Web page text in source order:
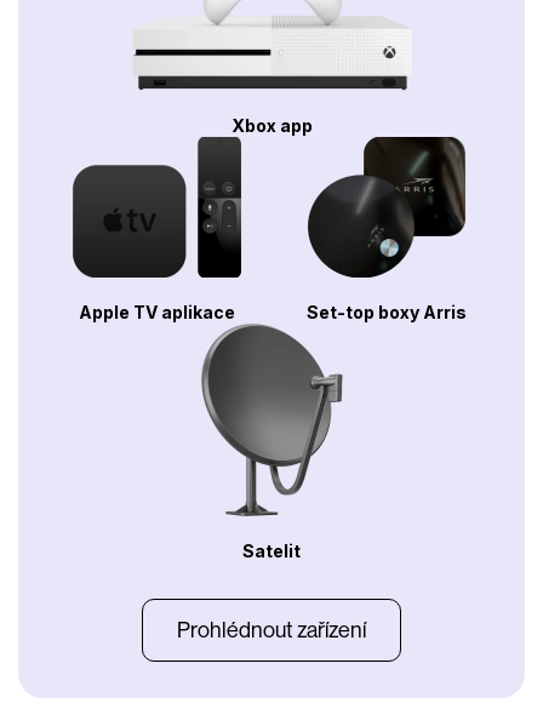
Xbox app
Apple TV aplikace Set-top boxy Arris
Satelit
Prohlédnout zařízení